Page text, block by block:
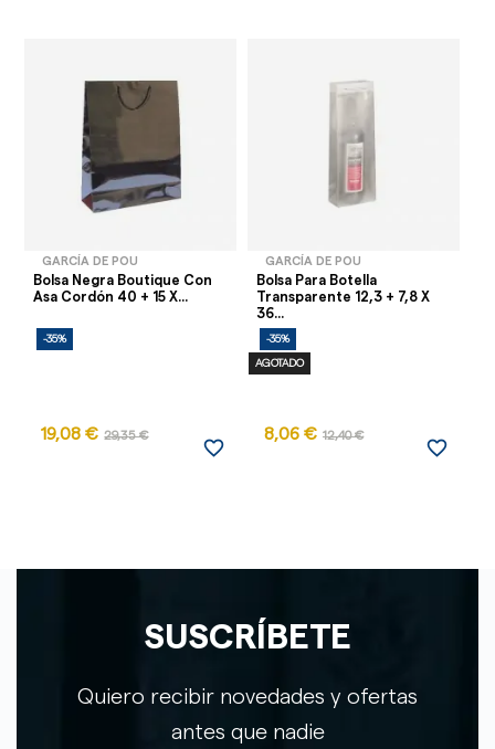
GARCÍA DE POU
Bolsa Negra Boutique Con
Asa Cordón 40 + 15 X...
-35%
19,08 € 29,35 €
favorite_border
GARCÍA DE POU
Bolsa Para Botella
Transparente 12,3 + 7,8 X
36...
-35%
AGOTADO
8,06 € 12,40 €
favorite_border
SUSCRÍBETE
Quiero recibir novedades y ofertas
antes que nadie